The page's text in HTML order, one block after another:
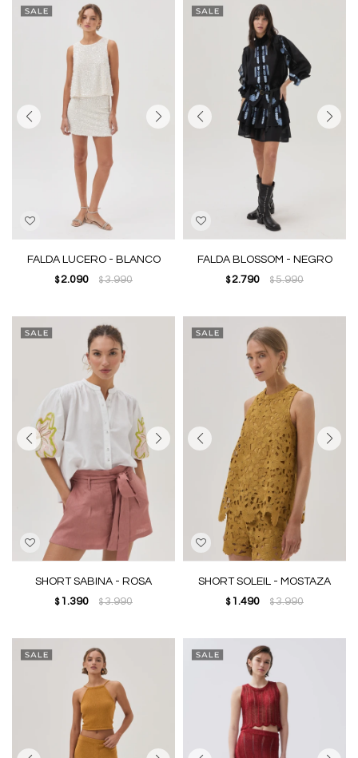
FALDA LUCERO - BLANCO
$ 2.090 $3.990
FALDA BLOSSOM - NEGRO
$ 2.790 $5.990
SHORT SABINA - ROSA
$ 1.390 $3.990
SHORT SOLEIL - MOSTAZA
$ 1.490 $3.990